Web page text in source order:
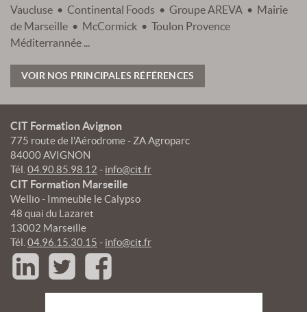
Vaucluse • Continental Foods • Groupe AREVA • Mairie
de Marseille • McCormick • Toulon Provence
Méditerrannée ...
VOIR NOS PRINCIPALES RÉFÉRENCES
CIT Formation Avignon
775 route de l'Aérodrome - ZA Agroparc
84000 AVIGNON
Tél. 04.90.85.98.12 - info@cit.fr
CIT Formation Marseille
Wellio - Immeuble le Calypso
48 quai du Lazaret
13002 Marseille
Tél. 04.96.15.30.15 - info@cit.fr